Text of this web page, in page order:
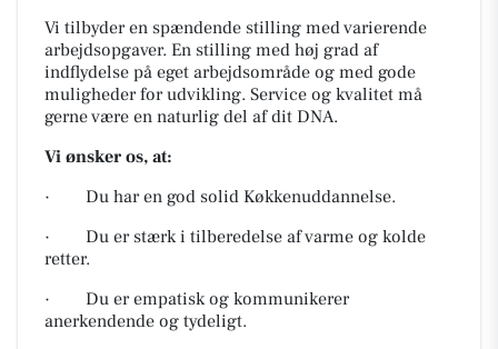
Vi tilbyder en spændende stilling med varierende
arbejdsopgaver. En stilling med høj grad af
indflydelse på eget arbejdsområde og med gode
muligheder for udvikling. Service og kvalitet må
gerne være en naturlig del af dit DNA.
Vi ønsker os, at:
· Du har en god solid Køkkenuddannelse.
· Du er stærk i tilberedelse af varme og kolde
retter.
· Du er empatisk og kommunikerer
anerkendende og tydeligt.